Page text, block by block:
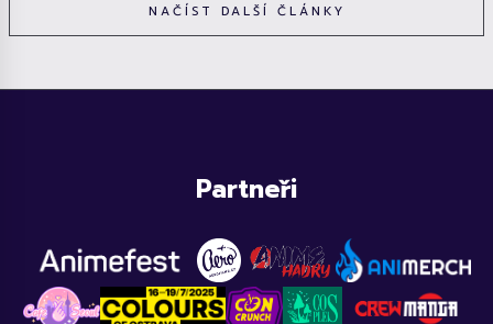
NAČÍST DALŠÍ ČLÁNKY
Partneři